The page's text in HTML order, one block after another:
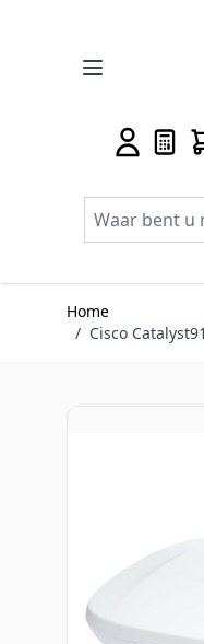
Home
/ Cisco